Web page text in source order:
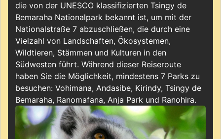
die von der UNESCO klassifizierten Tsingy de
Bemaraha Nationalpark bekannt ist, um mit der
Nationalstraße 7 abzuschließen, die durch eine
Vielzahl von Landschaften, Ökosystemen,
Wildtieren, Stämmen und Kulturen in den
Südwesten führt. Während dieser Reiseroute
haben Sie die Möglichkeit, mindestens 7 Parks zu
besuchen: Vohimana, Andasibe, Kirindy, Tsingy de
Bemaraha, Ranomafana, Anja Park und Ranohira.